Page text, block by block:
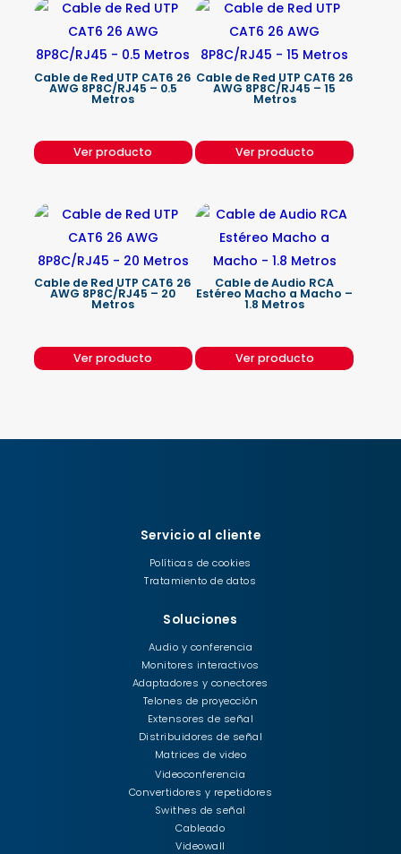
Cable de Red UTP CAT6 26
AWG 8P8C/RJ45 – 0.5
Metros
Ver producto
Cable de Red UTP CAT6 26
AWG 8P8C/RJ45 – 15
Metros
Ver producto
Cable de Red UTP CAT6 26
AWG 8P8C/RJ45 – 20
Metros
Ver producto
Cable de Audio RCA
Estéreo Macho a Macho –
1.8 Metros
Ver producto
Servicio al cliente
Políticas de cookies
Tratamiento de datos
Soluciones
Audio y conferencia
Monitores interactivos
Adaptadores y conectores
Telones de proyección
Extensores de señal
Distribuidores de señal
Matrices de video
Videoconferencia
Convertidores y repetidores
Swithes de señal
Cableado
Videowall